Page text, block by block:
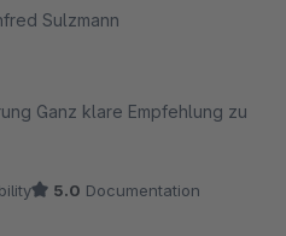
Sulzmann
zu
5.0 Documentation